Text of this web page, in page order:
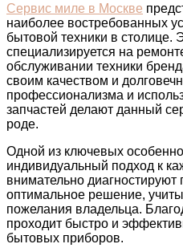
Сервис миле в Москве
наиболее востребованных
бытовой техники в столице.
специализируется на
обслуживании техники
своим качеством и
профессионализма и
запчастей делают данный
роде.
Одной из ключевых
индивидуальный подход к
внимательно
оптимальное решение,
пожелания владельца.
проходит быстро и
бытовых приборов.